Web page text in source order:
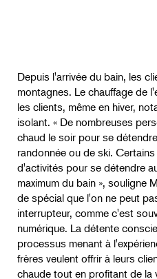
Depuis l'arrivée du bain, les
montagnes. Le chauffage de
les clients, même en hiver,
isolant. « De nombreuses
chaud le soir pour se
randonnée ou de ski.
d'activités pour se détendre
maximum du bain », souligne
de spécial que l'on ne peut
interrupteur, comme c'est
numérique. La détente
processus menant à
frères veulent offrir à leurs
chaude tout en profitant de la